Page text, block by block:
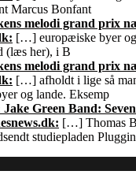
Marcus Bonfant
melodi grand prix
[…] europæiske byer
(læs her), i B
melodi grand prix
[…] afholdt i lige så
og lande. Eksemp
Jake Green Band:
[…] Thomas
studiepladen